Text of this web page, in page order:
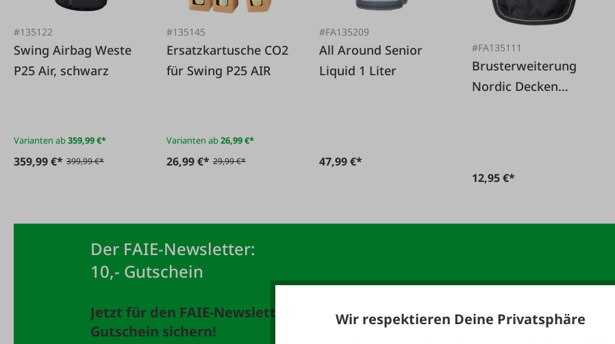
#135122
Swing Airbag Weste
P25 Air, schwarz
Varianten ab359,99 €*
359,99 €* 399,99 €*
#135145
Ersatzkartusche CO2
für Swing P25 AIR
Varianten ab26,99 €*
26,99 €* 29,99 €*
#FA135209
All Around Senior
Liquid 1 Liter
47,99 €*
#FA135111
Brusterweiterung
Nordic Decken
12,95 €*
Der FAIE-Newsletter:
10,- Gutschein
Jetzt für den FAIE-Newsletter anmelden und 10,-
Gutschein sichern!
E-Mail-Adresse *
Wir respektieren Deine Privatsphäre